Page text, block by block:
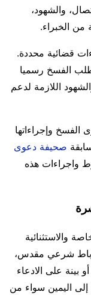
والشهود،
من الخبراء.
قضائية محددة.
الفسخ رسميا
اللازمة لدعم
وإجراءاتها
صحيفة دعوى
واجراءات هذه
والاستثنائية
رباط شرعي مقدس،
بينة على الادعاء
إلى اليمين سواء من